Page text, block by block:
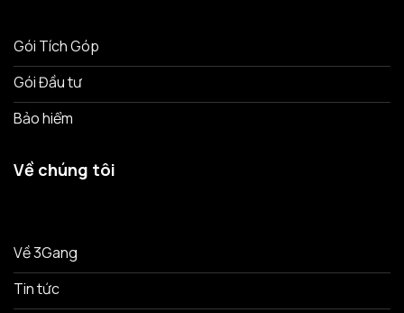
Gói Tích Góp
Gói Đầu tư
Bảo hiểm
Về chúng tôi
Về 3Gang
Tin tức